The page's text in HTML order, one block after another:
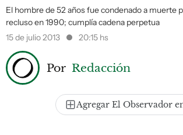
El hombre de 52 años fue condenado a muerte
recluso en 1990; cumplía cadena perpetua
15 de julio 2013
20:15 hs
Por Redacción
Agregar El Observador